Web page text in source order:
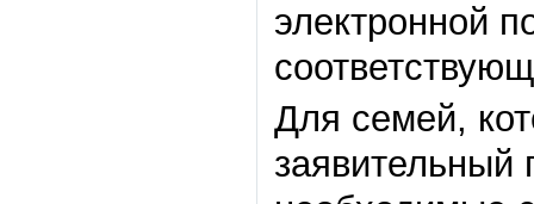
электронной
Для семей,